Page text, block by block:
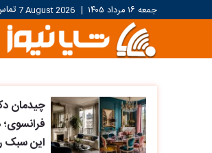
جمعه ۱۶ مرداد ۱۴۰۵ |
7 August 2026
چیدمان
این سبک